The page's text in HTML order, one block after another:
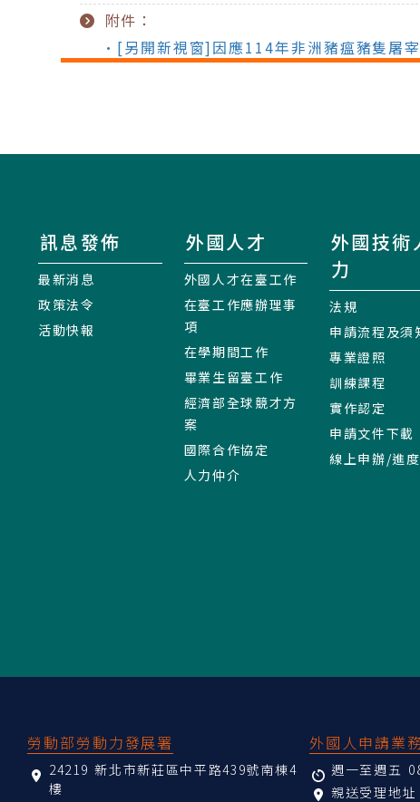
附件：
•[另開新視窗]因應114年非洲豬瘟豬隻屠
訊息發佈
最新消息
政策法令
活動快報
外國人才
外國人才在臺工作
在臺工作應辦理事
項
在學期間工作
畢業生留臺工作
經濟部全球競才方
案
國際合作協定
人力仲介
外國技術
力
法規
申請流程及須
專業證照
訓練課程
實作認定
申請文件下載
線上申辦/進
勞動部勞動力發展署
24219 新北市新莊區中平路439號南棟4
樓
外國人申請業
週一至週五
親送受理地址